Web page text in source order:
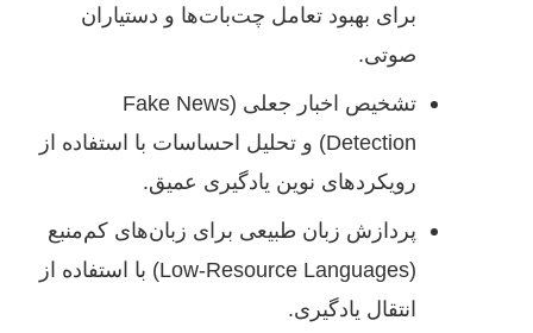
برای بهبود تعامل چت‌بات‌ها و دستیاران
صوتی.
تشخیص اخبار جعلی (Fake News
Detection) و تحلیل احساسات با استفاده از
رویکردهای نوین یادگیری عمیق.
پردازش زبان طبیعی برای زبان‌های کم‌منبع
(Low-Resource Languages) با استفاده از
انتقال یادگیری.